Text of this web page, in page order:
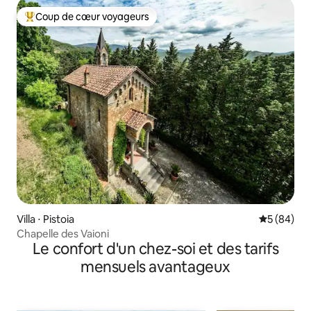
Coups de cœur voyageurs les plus appréciés
Coup de cœur voyageurs
Villa ⋅ Pistoia
5 (84)
Chapelle des Vaioni
Le confort d'un chez-soi et des tarifs
mensuels avantageux